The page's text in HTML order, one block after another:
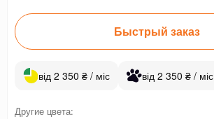
Быстрый заказ
від 2 350 ₴ / міс від 2 350 ₴ / міс
Другие цвета: